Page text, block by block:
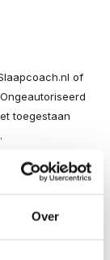
Over
of
toegestaan